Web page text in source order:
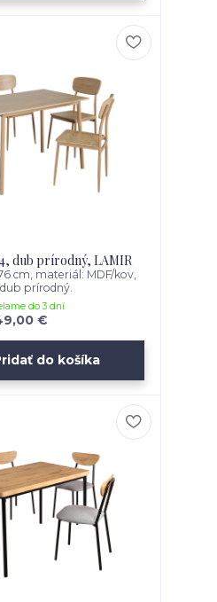
dub prírodný, LAMIR
cm, materiál: MDF/kov,
prírodný.
€
do 3 dní
do košíka